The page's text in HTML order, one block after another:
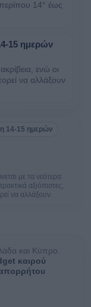
14° έως
15 ημερών
ενώ οι
να αλλάξουν
14-15 ημερών
με τα νεότερα
αξιόπιστες,
να αλλάξουν.
και Κύπρο.
καιρού
απορρήτου